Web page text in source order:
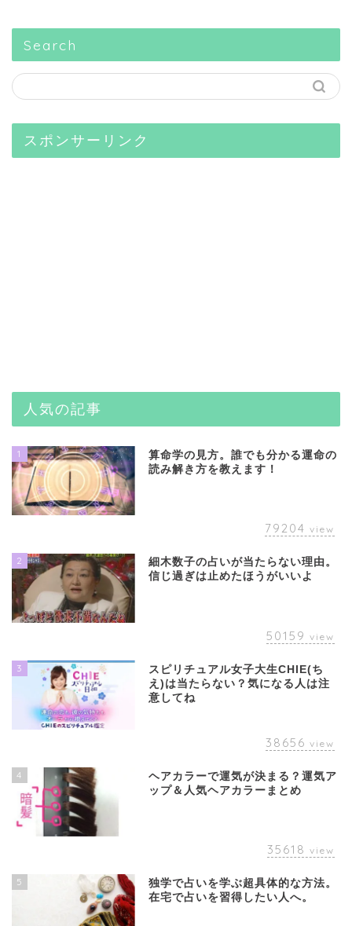
Search
スポンサーリンク
人気の記事
1
算命学の見方。誰でも分かる運命の
読み解き方を教えます！
79204 view
2
細木数子の占いが当たらない理由。
信じ過ぎは止めたほうがいいよ
50159 view
3
スピリチュアル女子大生CHIE(ち
え)は当たらない？気になる人は注
意してね
38656 view
4
ヘアカラーで運気が決まる？運気ア
ップ＆人気ヘアカラーまとめ
35618 view
5
独学で占いを学ぶ超具体的な方法。
在宅で占いを習得したい人へ。